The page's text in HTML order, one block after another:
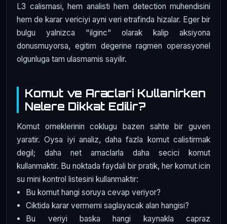
L3 calismasi, hem analisti hem detection muhendisini
hem de karar vericiyi ayni veri etrafinda hizalar. Eger bir
bulgu yalnizca "ilginc" olarak kalip aksiyona
donusmuyorsa, egitim degerine ragmen operasyonel
olgunluga tam ulasmamis sayilir.
Komut ve Araclari Kullanirken
Nelere Dikkat Edilir?
Komut orneklerinin coklugu bazen sahte bir guven
yaratir. Oysa iyi analiz, daha fazla komut calistirmak
degil; daha net amaclarla daha secici komut
kullanmaktir. Bu noktada faydali bir pratik, her komut icin
su mini kontrol listesini kullanmaktir:
Bu komut hangi soruya cevap veriyor?
Ciktida karar vermemi saglayacak alan hangisi?
Bu veriyi baska hangi kaynakla capraz